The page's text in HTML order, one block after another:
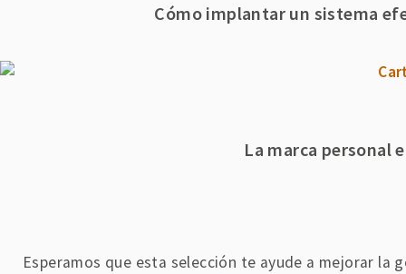
Cómo implantar un sistema
La marca personal
Esperamos que esta selección te ayude a mejorar